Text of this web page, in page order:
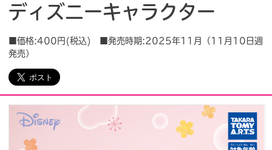
SUPPORT
会社情報
プレスリリース よくあるご質問
ディズニーキャラクター
■価格:400円(税込) ■発売時期:2025年11月（11月10日週
発売）